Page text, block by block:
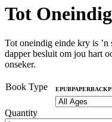
R49.00
through
R109.00
Tot
Tot oneindig einde kry is ’n
dapper besluit om jou hart
onseker.
Book Type EPUBPAPERBACK
Quantity